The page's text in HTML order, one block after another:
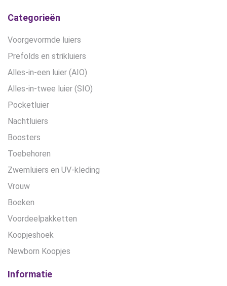
Categorieën
Voorgevormde luiers
Prefolds en strikluiers
Alles-in-een luier (AIO)
Alles-in-twee luier (SIO)
Pocketluier
Nachtluiers
Boosters
Toebehoren
Zwemluiers en UV-kleding
Vrouw
Boeken
Voordeelpakketten
Koopjeshoek
Newborn Koopjes
Informatie